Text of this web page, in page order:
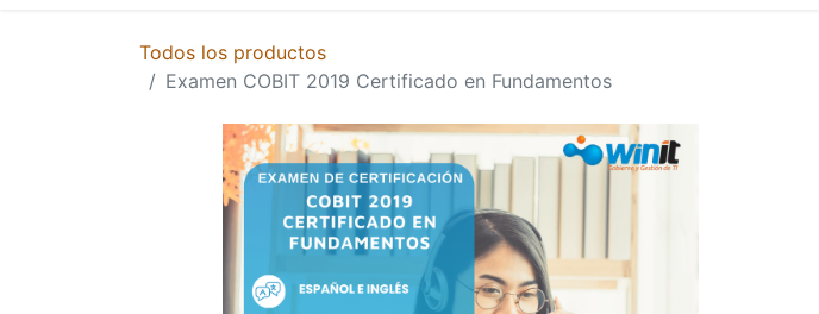
Todos los productos
Examen COBIT 2019 Certificado en Fundamentos